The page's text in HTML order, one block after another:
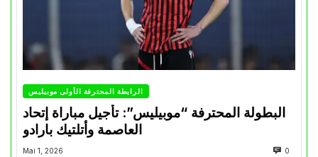
الرابطة المحترفة الأولى موبيليس
البطولة المحترفة “موبيليس”: تأجيل مباراة إتحاد
العاصمة وأتلتيك بارادو
Mai 1, 2026 0